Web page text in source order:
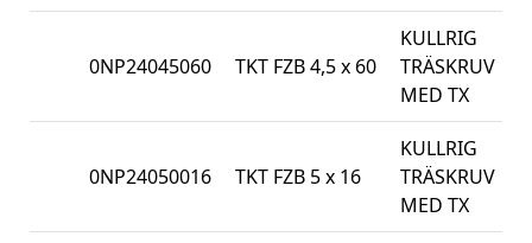
0NP24045060 TKT FZB 4,5 x 60
KULLRIG
TRÄSKRUV
MED TX
0NP24050016 TKT FZB 5 x 16
KULLRIG
TRÄSKRUV
MED TX